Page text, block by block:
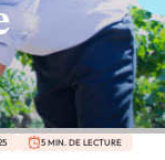
5 MIN. DE LECTURE